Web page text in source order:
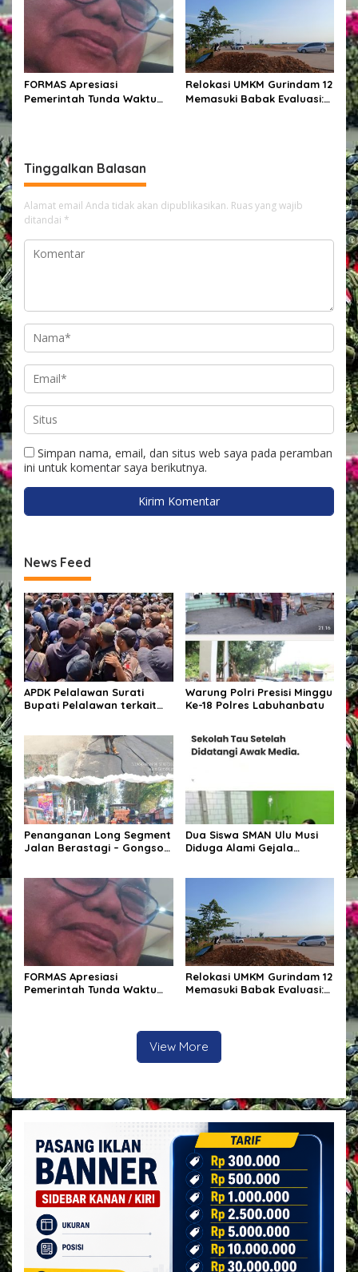
Pertanian dan
Perekonomian
FORMAS Apresiasi
Pemerintah Tunda Waktu
Relokasi UMKM Gurindam 12
Memasuki Babak Evaluasi:
Tinggalkan Balasan
Alamat email Anda tidak akan dipublikasikan. Ruas yang wajib
ditandai *
Simpan nama, email, dan situs web saya pada peramban
ini untuk komentar saya berikutnya.
News Feed
APDK Pelalawan Surati
Bupati Pelalawan terkait
THIP,Jamal: Kita siap
adakan demonstrasi di
Kantor Bupati Pelalawan
Warung Polri Presisi Minggu
Ke-18 Polres Labuhanbatu
Penanganan Long Segment
Jalan Berastagi – Gongsol,
Kenyamanan Akses Wisata,
Pertanian dan
Perekonomian
Dua Siswa SMAN Ulu Musi
Diduga Alami Gejala
FORMAS Apresiasi
Pemerintah Tunda Waktu
Relokasi UMKM Gurindam 12
Memasuki Babak Evaluasi:
View More